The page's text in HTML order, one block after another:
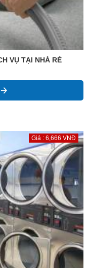
VỤ TẠI NHÀ RẺ
Giá : 6,666 VNĐ